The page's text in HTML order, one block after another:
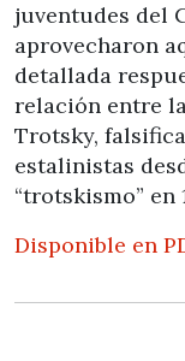
juventudes del
aprovecharon
detallada
relación entre
Trotsky,
estalinistas
“trotskismo” en
Disponible en